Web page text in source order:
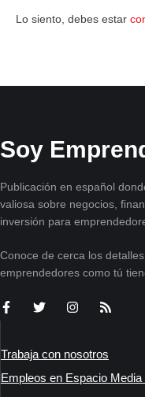
Lo siento, debes estar
Soy
Publicación en español
valiosa sobre negocios,
inversión para
Conoce de cerca los
emprendedores como tú
Trabaja con nosotros
Empleos en Espacio Media